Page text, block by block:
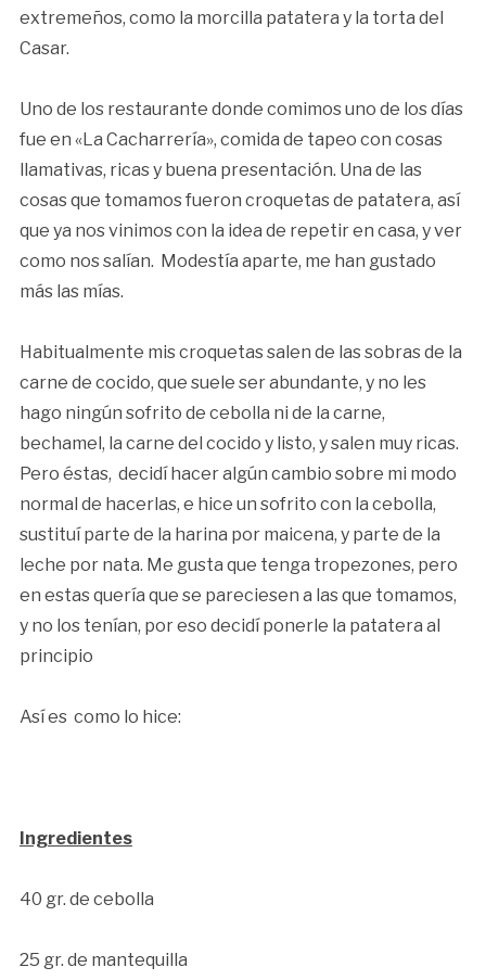
extremeños, como la morcilla patatera y la torta del
Casar.
Uno de los restaurante donde comimos uno de los días
fue en «La Cacharrería», comida de tapeo con cosas
llamativas, ricas y buena presentación. Una de las
cosas que tomamos fueron croquetas de patatera, así
que ya nos vinimos con la idea de repetir en casa, y ver
como nos salían. Modestía aparte, me han gustado
más las mías.
Habitualmente mis croquetas salen de las sobras de la
carne de cocido, que suele ser abundante, y no les
hago ningún sofrito de cebolla ni de la carne,
bechamel, la carne del cocido y listo, y salen muy ricas.
Pero éstas, decidí hacer algún cambio sobre mi modo
normal de hacerlas, e hice un sofrito con la cebolla,
sustituí parte de la harina por maicena, y parte de la
leche por nata. Me gusta que tenga tropezones, pero
en estas quería que se pareciesen a las que tomamos,
y no los tenían, por eso decidí ponerle la patatera al
principio
Así es como lo hice:
Ingredientes
40 gr. de cebolla
25 gr. de mantequilla